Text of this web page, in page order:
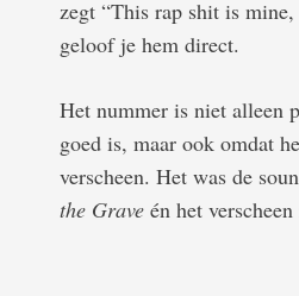
zegt “This rap shit is
geloof je hem direct.
Het nummer is niet alleen
goed is, maar ook omdat
verscheen. Het was de
the Grave én het